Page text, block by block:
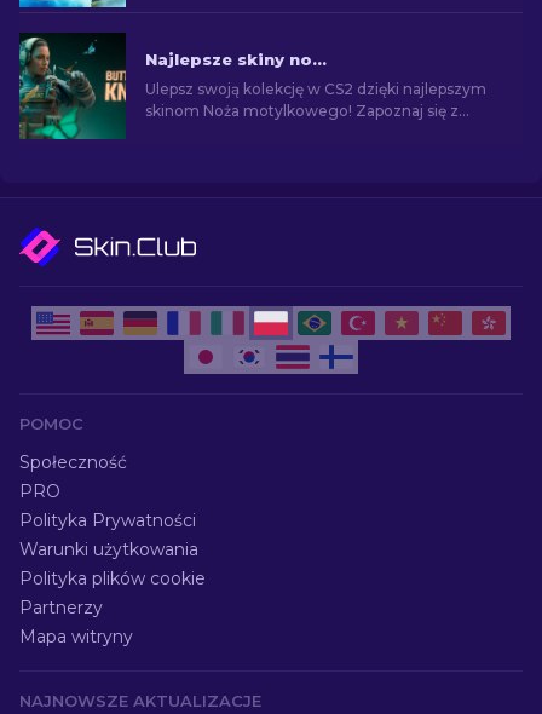
Najlepsze skiny noża motylkowego do kupienia w CS2 [2026]
Ulepsz swoją kolekcję w CS2 dzięki najlepszym
skinom Noża motylkowego! Zapoznaj się z
POMOC
Społeczność
PRO
Polityka Prywatności
Warunki użytkowania
Polityka plików cookie
Partnerzy
Mapa witryny
NAJNOWSZE AKTUALIZACJE